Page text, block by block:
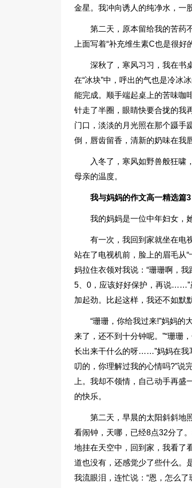
金星。我冲向诱人的纯净水，一
第二天，原本留给我的苦药
上面写着“补充维生素C也是很
深秋了，寒风习习，我在书
在“冰块”中，呼出的气也是冷冰
能完成。顺手端起桌上的苦味咖
针走了半圈，眼睛快要合拢的我
门口，淡淡的月光照在那个蹑手
倒，唇齿留香，清新的奶味在我
入冬了，寒风如野兽般狂啸
母亲的温度。
我与妈妈的作文高一精选篇3
我的妈妈是一位中年妇女，
有一次，我回到家就坐在电
站在了电视机前，脸上的眉毛从
妈拉住衣领对我说：“珊珊啊，
5、0，应该好好保护，再说……”
加起劲。比起这样，我还不如默
“珊珊，你给我过来!”妈妈的
来了，还不到十分钟呢。”“珊珊
长出来干什么的呀……”妈妈在我
叨的，你理解过我的心情吗?”说
上。我却不领情，自己动手再
的快乐。
第二天，早晨的太阳斜斜地
看闹钟，天哪，已经8点32分了
地挂在天空中，回到家，我看了
道也没有，还感觉少了些什么。
我流眼泪，连忙说：“恩，怎么